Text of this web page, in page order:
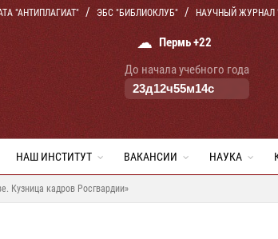
"АНТИПЛАГИАТ" ЭБС "БИБЛИОКЛУБ" НАУЧНЫЙ ЖУРНАЛ
☁ Пермь +22
До начала учебного года
23д12ч55м13с
НАШ ИНСТИТУТ ВАКАНСИИ НАУКА
Кузница кадров Росгвардии»